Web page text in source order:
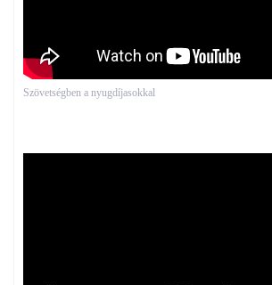
Szövetségben a nyugdíjasokkal